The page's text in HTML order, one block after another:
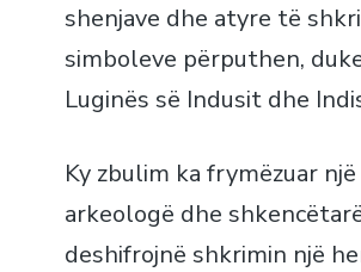
shenjave dhe atyre të
simboleve përputhen,
Luginës së Indusit dhe
Ky zbulim ka frymëzuar
arkeologë dhe
deshifrojnë shkrimin një